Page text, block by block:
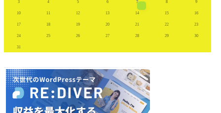
3 4 5 6 7 8 9
10 11 12 13 14 15 16
17 18 19 20 21 22 23
24 25 26 27 28 29 30
31